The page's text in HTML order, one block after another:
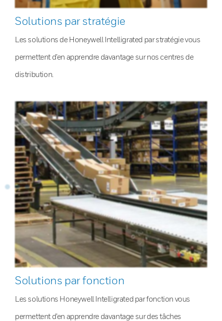
Solutions par stratégie
Les solutions de Honeywell Intelligrated par stratégie vous
permettent d’en apprendre davantage sur nos centres de
distribution.
Solutions par fonction
Les solutions Honeywell Intelligrated par fonction vous
permettent d’en apprendre davantage sur des tâches